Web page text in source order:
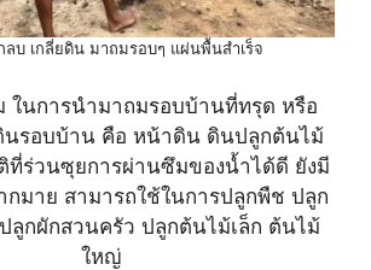
บ เกลี่ยดิน มาถมรอบๆ แผ่นพื้นสำเร็จ
ในการนำมาถมรอบบ้านที่ทรุด หรือ
นรอบบ้าน คือ หน้าดิน ดินปลูกต้นไม้
ที่ร่วนซุยการผ่านซึมของน้ำได้ดี ยังมี
กมาย สามารถใช้ในการปลูกพืช ปลูก
ลูกผักสวนครัว ปลูกต้นไม้เล็ก ต้นไม้
ใหญ่